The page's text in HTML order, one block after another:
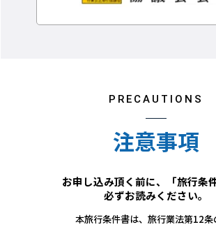
PRECAUTIONS
注意事項
お申し込み頂く前に、「旅行条
必ずお読みください。
本旅行条件書は、旅行業法第12